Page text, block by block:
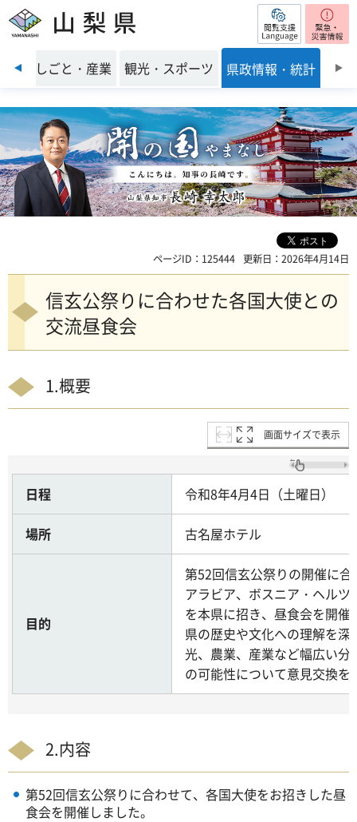
山梨県 閲覧支援
前のスライドを表示
境 しごと・産業 観光・スポーツ 県政情報・統計
ページID：125444 更新日：2026年4月14日
信玄公祭りに合わせた各国大使との
交流昼食会
1.概要
画面サイズで表示
日程 令和8年4月4日（土曜日）
場所 古名屋ホテル
目的
第52回信玄公祭りの開催に
アラビア、ボスニア・ヘル
を本県に招き、昼食会を開
県の歴史や文化への理解を
光、農業、産業など幅広い
の可能性について意見交換
2.内容
第52回信玄公祭りに合わせて、各国大使をお招きした昼
食会を開催しました。